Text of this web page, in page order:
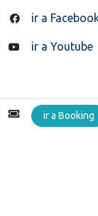
ir a
ir a Youtube
ir a Booking